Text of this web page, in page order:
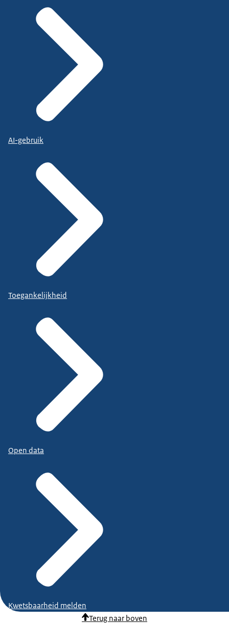
AI-gebruik
Toegankelijkheid
Open data
Kwetsbaarheid melden
Terug naar boven